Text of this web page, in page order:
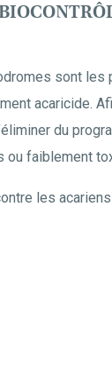
sont les
acaricide.
du
faiblement
les